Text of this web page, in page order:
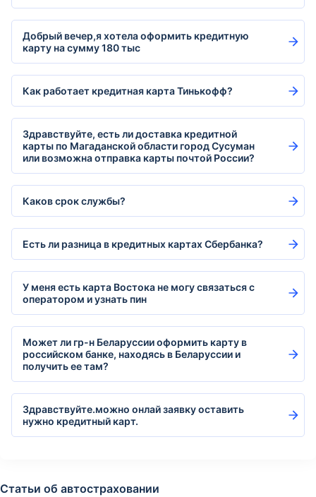
Добрый вечер,я хотела оформить кредитную
карту на сумму 180 тыс
Как работает кредитная карта Тинькофф?
Здравствуйте, есть ли доставка кредитной
карты по Магаданской области город Сусуман
или возможна отправка карты почтой России?
Каков срок службы?
Есть ли разница в кредитных картах Сбербанка?
У меня есть карта Востока не могу связаться с
оператором и узнать пин
Может ли гр-н Беларуссии оформить карту в
российском банке, находясь в Беларуссии и
получить ее там?
Здравствуйте.можно онлай заявку оставить
нужно кредитный карт.
Статьи об автостраховании